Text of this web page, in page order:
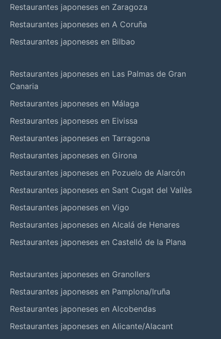
Restaurantes japoneses en Zaragoza
Restaurantes japoneses en A Coruña
Restaurantes japoneses en Bilbao
Restaurantes japoneses en Las Palmas de Gran
Canaria
Restaurantes japoneses en Málaga
Restaurantes japoneses en Eivissa
Restaurantes japoneses en Tarragona
Restaurantes japoneses en Girona
Restaurantes japoneses en Pozuelo de Alarcón
Restaurantes japoneses en Sant Cugat del Vallès
Restaurantes japoneses en Vigo
Restaurantes japoneses en Alcalá de Henares
Restaurantes japoneses en Castelló de la Plana
Restaurantes japoneses en Granollers
Restaurantes japoneses en Pamplona/Iruña
Restaurantes japoneses en Alcobendas
Restaurantes japoneses en Alicante/Alacant